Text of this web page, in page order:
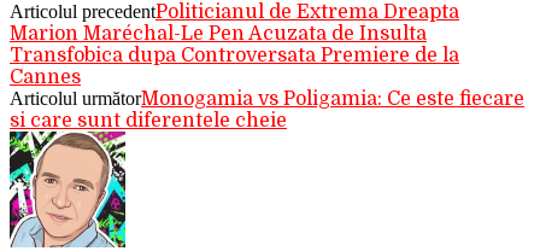
Articolul precedentPoliticianul de Extrema Dreapta
Marion Maréchal-Le Pen Acuzata de Insulta
Transfobica dupa Controversata Premiere de la
Cannes
Articolul următorMonogamia vs Poligamia: Ce este fiecare
si care sunt diferentele cheie